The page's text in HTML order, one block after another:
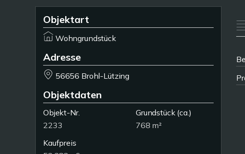
Objektart
Wohngrundstück
Adresse
56656 Brohl-Lützing
Objektdaten
Objekt-Nr.
2233
Grundstück(ca.)
768 m²
Kaufpreis